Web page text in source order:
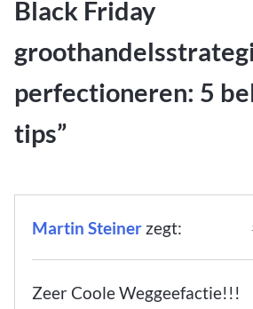
Black Friday
perfectioneren: 5
tips”
Martin Steiner zegt:
Zeer Coole Weggeefactie!!!